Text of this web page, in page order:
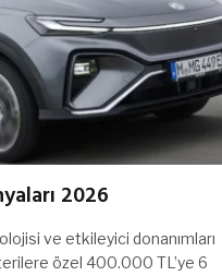
2026
ve etkileyici donanımları
özel 400.000 TL’ye 6